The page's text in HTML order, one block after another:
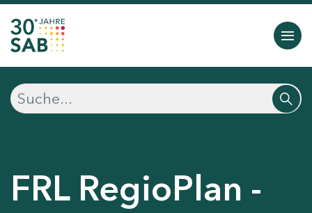
FRL RegioPlan -